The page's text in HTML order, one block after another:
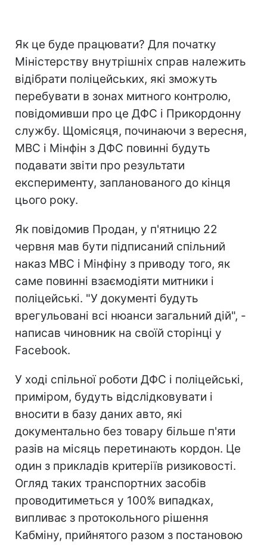
Як це буде працювати? Для початку
Міністерству внутрішніх справ належить
відібрати поліцейських, які зможуть
перебувати в зонах митного контролю,
повідомивши про це ДФС і Прикордонну
службу. Щомісяця, починаючи з вересня,
МВС і Мінфін з ДФС повинні будуть
подавати звіти про результати
експерименту, запланованого до кінця
цього року.
Як повідомив Продан, у п'ятницю 22
червня мав бути підписаний спільний
наказ МВС і Мінфіну з приводу того, як
саме повинні взаємодіяти митники і
поліцейські. "У документі будуть
врегульовані всі нюанси загальний дій", -
написав чиновник на своїй сторінці у
Facebook.
У ході спільної роботи ДФС і поліцейські,
приміром, будуть відслідковувати і
вносити в базу даних авто, які
документально без товару більше п'яти
разів на місяць перетинають кордон. Це
один з прикладів критеріїв ризиковості.
Огляд таких транспортних засобів
проводитиметься у 100% випадках,
випливає з протокольного рішення
Кабміну, прийнятого разом з постановою